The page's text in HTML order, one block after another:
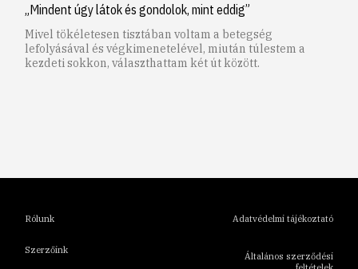
„Mindent úgy látok és gondolok, mint eddig”
Mivel tökéletesen tisztában voltam a betegség
lefolyásával és végkimenetelével, miután túlestem a
kezdeti sokkon, választhattam két út között.
Rólunk
Szerzőink
Adatvédelmi tájékoztató
Általános szerződési